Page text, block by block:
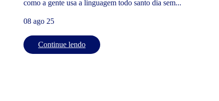
como a gente usa a linguagem todo santo dia sem...
08 ago 25
Continue lendo